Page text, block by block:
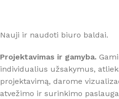
Montana
Nauji ir naudoti biuro baldai.
Projektavimas ir gamyba.
individualius užsakymus,
projektavimą, darome
atvežimo ir surinkimo